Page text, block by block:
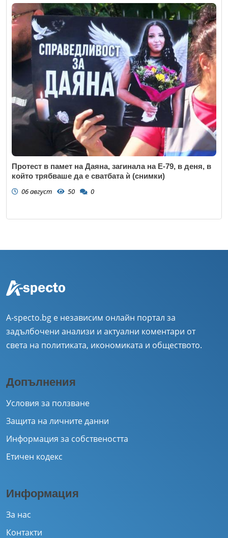
Протест в памет на Даяна, загинала на Е-79, в деня, в
който трябваше да е сватбата ѝ (снимки)
06 август 50 0
A-specto.bg е независим онлайн портал за
задълбочени анализи и актуални коментари от
света на политиката, икономиката и обществото.
Допълнения
Условия за ползване
Защита на личните данни
Информация за собствеността
Етичен кодекс
Информация
За нас
Контакти